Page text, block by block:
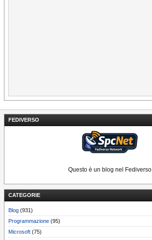
FEDIVERSO
Questo è un blog nel Fediverso
CATEGORIE
Blog (931)
Programmazione (95)
Microsoft (75)